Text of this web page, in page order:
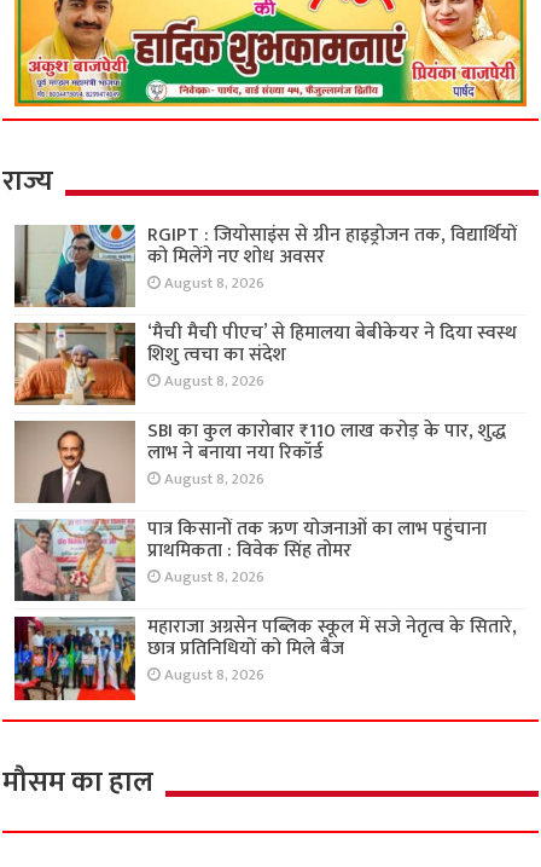
राज्य
RGIPT : जियोसाइंस से ग्रीन हाइड्रोजन तक, विद्यार्थियों
को मिलेंगे नए शोध अवसर
August 8, 2026
‘मैची मैची पीएच’ से हिमालया बेबीकेयर ने दिया स्वस्थ
शिशु त्वचा का संदेश
August 8, 2026
SBI का कुल कारोबार ₹110 लाख करोड़ के पार, शुद्ध
लाभ ने बनाया नया रिकॉर्ड
August 8, 2026
पात्र किसानों तक ऋण योजनाओं का लाभ पहुंचाना
प्राथमिकता : विवेक सिंह तोमर
August 8, 2026
महाराजा अग्रसेन पब्लिक स्कूल में सजे नेतृत्व के सितारे,
छात्र प्रतिनिधियों को मिले बैज
August 8, 2026
मौसम का हाल